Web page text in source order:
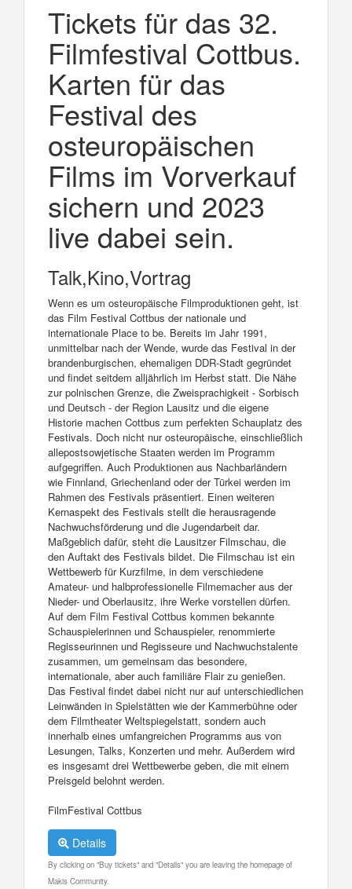
Tickets für das 32.
Filmfestival Cottbus.
Karten für das
Festival des
osteuropäischen
Films im Vorverkauf
sichern und 2023
live dabei sein.
Talk,Kino,Vortrag
Wenn es um osteuropäische Filmproduktionen geht, ist
das Film Festival Cottbus der nationale und
internationale Place to be. Bereits im Jahr 1991,
unmittelbar nach der Wende, wurde das Festival in der
brandenburgischen, ehemaligen DDR-Stadt gegründet
und findet seitdem alljährlich im Herbst statt. Die Nähe
zur polnischen Grenze, die Zweisprachigkeit - Sorbisch
und Deutsch - der Region Lausitz und die eigene
Historie machen Cottbus zum perfekten Schauplatz des
Festivals. Doch nicht nur osteuropäische, einschließlich
allepostsowjetische Staaten werden im Programm
aufgegriffen. Auch Produktionen aus Nachbarländern
wie Finnland, Griechenland oder der Türkei werden im
Rahmen des Festivals präsentiert. Einen weiteren
Kernaspekt des Festivals stellt die herausragende
Nachwuchsförderung und die Jugendarbeit dar.
Maßgeblich dafür, steht die Lausitzer Filmschau, die
den Auftakt des Festivals bildet. Die Filmschau ist ein
Wettbewerb für Kurzfilme, in dem verschiedene
Amateur- und halbprofessionelle Filmemacher aus der
Nieder- und Oberlausitz, ihre Werke vorstellen dürfen.
Auf dem Film Festival Cottbus kommen bekannte
Schauspielerinnen und Schauspieler, renommierte
Regisseurinnen und Regisseure und Nachwuchstalente
zusammen, um gemeinsam das besondere,
internationale, aber auch familiäre Flair zu genießen.
Das Festival findet dabei nicht nur auf unterschiedlichen
Leinwänden in Spielstätten wie der Kammerbühne oder
dem Filmtheater Weltspiegelstatt, sondern auch
innerhalb eines umfangreichen Programms aus von
Lesungen, Talks, Konzerten und mehr. Außerdem wird
es insgesamt drei Wettbewerbe geben, die mit einem
Preisgeld belohnt werden.
FilmFestival Cottbus
Details
By clicking on "Buy tickets" and "Details" you are leaving the homepage of
Makis Community.